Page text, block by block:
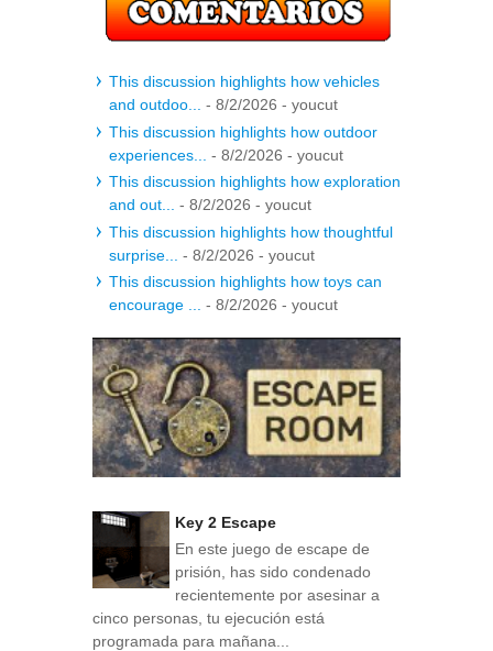
This discussion highlights how vehicles
and outdoo...
- 8/2/2026 - youcut
This discussion highlights how outdoor
experiences...
- 8/2/2026 - youcut
This discussion highlights how exploration
and out...
- 8/2/2026 - youcut
This discussion highlights how thoughtful
surprise...
- 8/2/2026 - youcut
This discussion highlights how toys can
encourage ...
- 8/2/2026 - youcut
Key 2 Escape
En este juego de escape de
prisión, has sido condenado
recientemente por asesinar a
cinco personas, tu ejecución está
programada para mañana...